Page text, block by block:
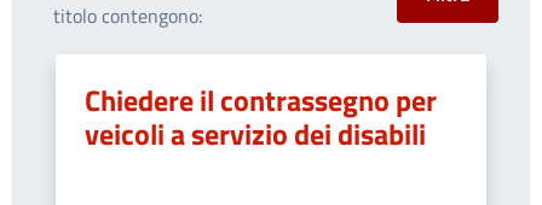
titolo contengono:
Chiedere il contrassegno per
veicoli a servizio dei disabili